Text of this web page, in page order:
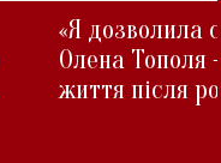
«Я дозволила
Олена Тополя
життя після